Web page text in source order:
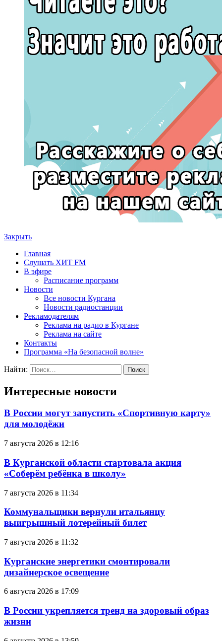
Закрыть
Главная
Слушать ХИТ FM
В эфире
Расписание программ
Новости
Все новости Кургана
Новости радиостанции
Рекламодателям
Реклама на радио в Кургане
Реклама на сайте
Контакты
Программа «На безопасной волне»
Найти:
Интересные новости
В России могут запустить «Спортивную карту»
для молодёжи
7 августа 2026 в 12:16
В Курганской области стартовала акция
«Соберём ребёнка в школу»
7 августа 2026 в 11:34
Коммунальщики вернули итальянцу
выигрышный лотерейный билет
7 августа 2026 в 11:32
Курганские энергетики смонтировали
дизайнерское освещение
6 августа 2026 в 17:09
В России укрепляется тренд на здоровый образ
жизни